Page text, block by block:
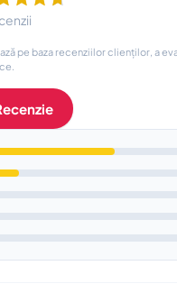
pe baza recenziilor clienților, a